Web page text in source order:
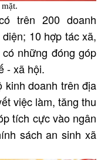
trên 200 doanh
10 hợp tác xã,
những đóng góp
- xã hội.
kinh doanh trên địa
việc làm, tăng thu
tích cực vào ngân
sách an sinh xã